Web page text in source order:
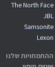
The North Face
JBL
Samsonite
Lexon
ההתמחויות שלנו